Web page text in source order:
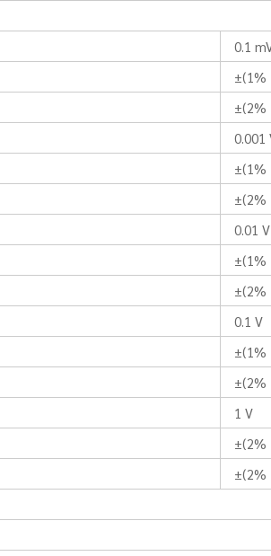
0.1
±(1%
±(2%
0.001
±(1%
±(2%
0.01 V
±(1%
±(2%
0.1 V
±(1%
±(2%
1 V
±(2%
±(2%